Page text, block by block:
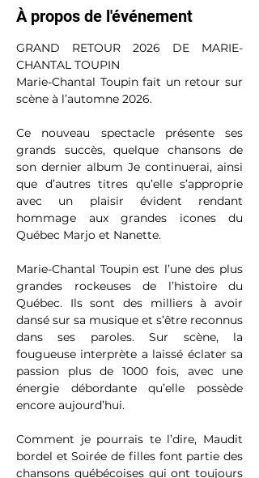
À propos de l'événement
GRAND RETOUR 2026 DE MARIE-
CHANTAL TOUPIN
Marie-Chantal Toupin fait un retour sur
scène à l’automne 2026.
Ce nouveau spectacle présente ses
grands succès, quelque chansons de
son dernier album Je continuerai, ainsi
que d’autres titres qu’elle s’approprie
avec un plaisir évident rendant
hommage aux grandes icones du
Québec Marjo et Nanette.
Marie-Chantal Toupin est l’une des plus
grandes rockeuses de l’histoire du
Québec. Ils sont des milliers à avoir
dansé sur sa musique et s’être reconnus
dans ses paroles. Sur scène, la
fougueuse interprète a laissé éclater sa
passion plus de 1000 fois, avec une
énergie débordante qu’elle possède
encore aujourd’hui.
Comment je pourrais te l’dire, Maudit
bordel et Soirée de filles font partie des
chansons québécoises qui ont toujours